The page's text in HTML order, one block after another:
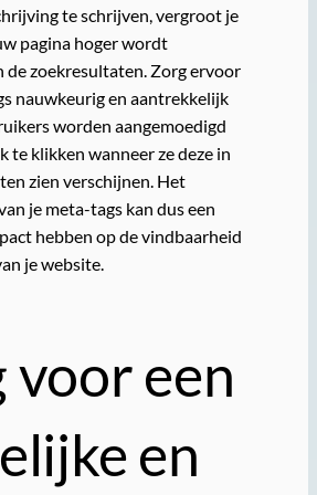
te schrijven, vergroot je
pagina hoger wordt
de zoekresultaten. Zorg ervoor
nauwkeurig en aantrekkelijk
worden aangemoedigd
te klikken wanneer ze deze in
zien verschijnen. Het
je meta-tags kan dus een
hebben op de vindbaarheid
je website.
voor een
en